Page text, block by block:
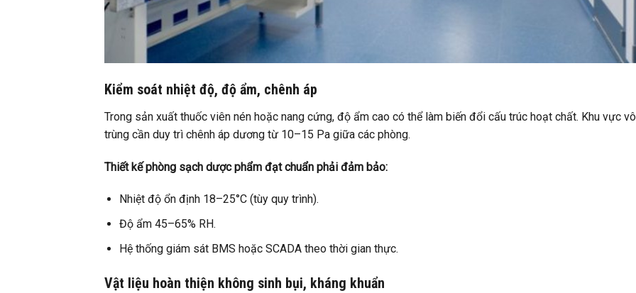
Kiểm soát nhiệt độ, độ ẩm, chênh áp
Trong sản xuất thuốc viên nén hoặc nang cứng, độ ẩm cao có thể làm biến đổi cấu trúc hoạt chất. Khu vực vô
trùng cần duy trì chênh áp dương từ 10–15 Pa giữa các phòng.
Thiết kế phòng sạch dược phẩm đạt chuẩn phải đảm bảo:
Nhiệt độ ổn định 18–25°C (tùy quy trình).
Độ ẩm 45–65% RH.
Hệ thống giám sát BMS hoặc SCADA theo thời gian thực.
Vật liệu hoàn thiện không sinh bụi, kháng khuẩn